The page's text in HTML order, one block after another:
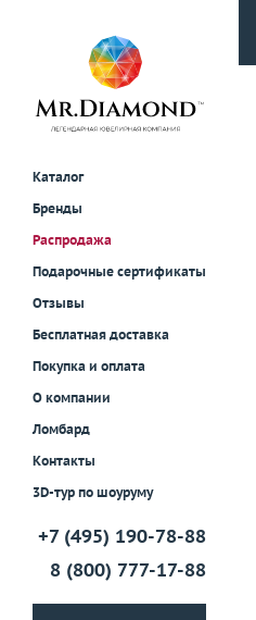
Каталог
Бренды
Распродажа
Подарочные сертификаты
Отзывы
Бесплатная доставка
Покупка и оплата
О компании
Ломбард
Контакты
3D-тур по шоуруму
+7 (495) 190-78-88
8 (800) 777-17-88
примерки!